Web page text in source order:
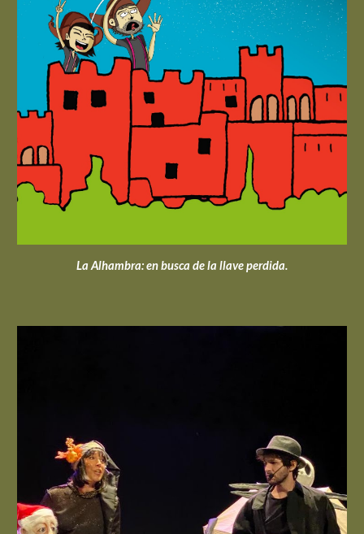
La Alhambra: en busca de la llave perdida.